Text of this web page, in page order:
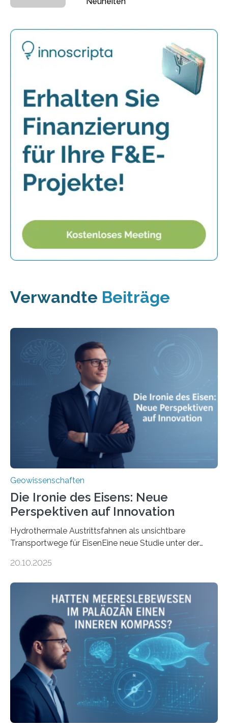
Verwandte Beiträge
Geowissenschaften
Die Ironie des Eisens: Neue
Perspektiven auf Innovation
Hydrothermale Austrittsfahnen als unsichtbare
Transportwege für EisenEine neue Studie unter der
Umweltwissenschaften der Universität Bremen –
Meeresboden die Eisenverfügbarkeit und den globalen
Stoffkreislauf im Ozean prägen. Die Überblicksstudie
mit dem Titel „Iron’s Irony“ ist in Communications Earth
& Environment erschienen. Die Studie fasst bestehende
Forschungsergebnisse zusammen und interpretiert sie
neu, um zu erklären, wie Eisen, das aus hydrothermalen
Systemen freigesetzt wird, über ganze Ozeanbecken
transportiert werden kann. „Das…
20.10.2025